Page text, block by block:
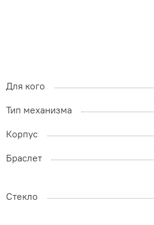
Для кого
Тип механизма
Корпус
Браслет
Стекло